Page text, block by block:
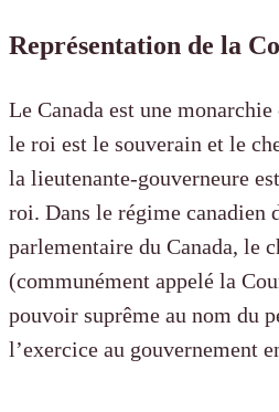
Représentation de la
Le Canada est une
le roi est le souverain et le
la lieutenante-gouverneure
roi. Dans le régime canadien
parlementaire du Canada, le
(communément appelé la
pouvoir suprême au nom du
l’exercice au gouvernement